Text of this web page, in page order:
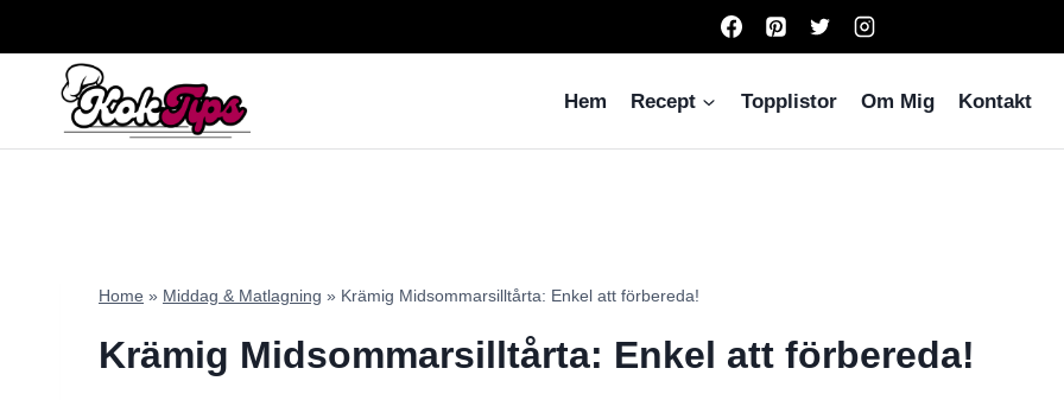
Hem
Recept Topplistor Om Mig Kontakt
Home » Middag & Matlagning » Krämig Midsommarsilltårta: Enkel att förbereda!
Krämig Midsommarsilltårta: Enkel att förbereda!